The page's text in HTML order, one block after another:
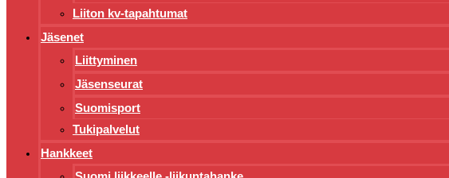
Liiton kv-tapahtumat
Jäsenet
Liittyminen
Jäsenseurat
Suomisport
Tukipalvelut
Hankkeet